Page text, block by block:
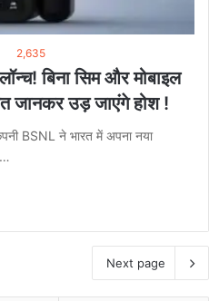
2,635
बिना सिम और मोबाइल
जानकर उड़ जाएंगे होश !
BSNL ने भारत में अपना नया
Next page